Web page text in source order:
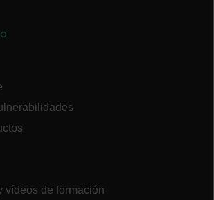
vídeos de formación
principal del sitio web, como el
El sitio web no se puede utilizar
sin las cookies estrictamente